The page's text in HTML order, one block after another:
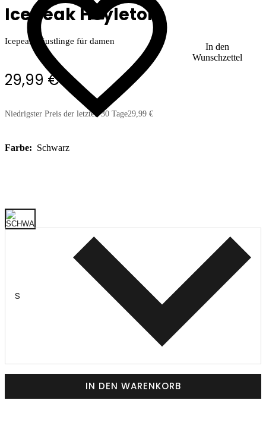
In den
Wunschzettel
Icepeak Hoyleton
Icepeak Fäustlinge für damen
29,99 €
Niedrigster Preis der letzten 30 Tage29,99 €
Farbe: Schwarz
S
IN DEN WARENKORB